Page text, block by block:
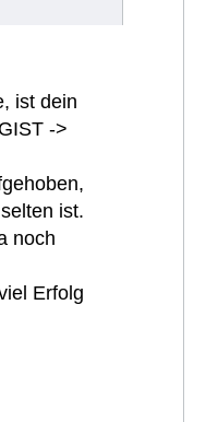
ist dein
->
ist.
noch
Erfolg